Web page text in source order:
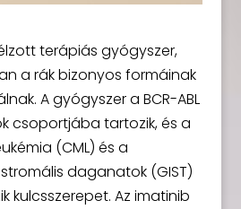
terápiás gyógyszer,
a rák bizonyos formáinak
A gyógyszer a BCR-ABL
csoportjába tartozik, és a
(CML) és a
daganatok (GIST)
kulcsszerepet. Az imatinib